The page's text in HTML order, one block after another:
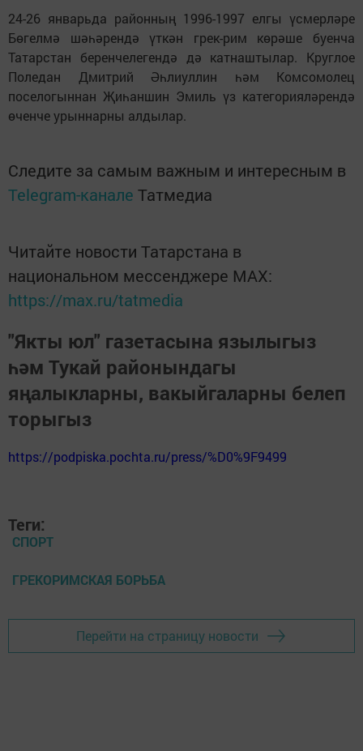
24-26 январьда районның 1996-1997 елгы үсмерләре
Бөгелмә шәһәрендә үткән грек-рим көрәше буенча
Татарстан беренчелегендә дә катнаштылар. Круглое
Поледан Дмитрий Әһлиуллин һәм Комсомолец
поселогыннан Җиһаншин Эмиль үз категорияләрендә
өченче урыннарны алдылар.
Следите за самым важным и интересным в
Telegram-канале Татмедиа
Читайте новости Татарстана в
национальном мессенджере MАХ:
https://max.ru/tatmedia
"Якты юл" газетасына язылыгыз
һәм Тукай районындагы
яңалыкларны, вакыйгаларны белеп
торыгыз
https://podpiska.pochta.ru/press/%D0%9F9499
Теги:
СПОРТ
ГРЕКОРИМСКАЯ БОРЬБА
Перейти на страницу новости